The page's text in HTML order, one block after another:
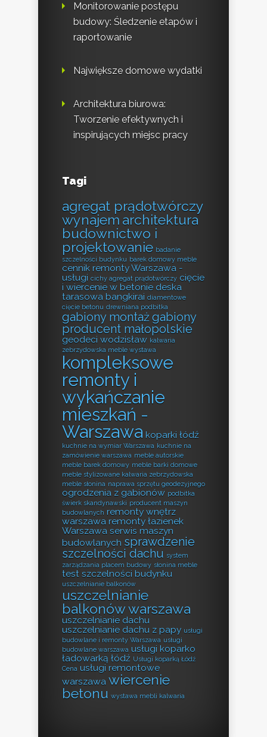
Monitorowanie postępu
budowy: Śledzenie etapów i
raportowanie
Największe domowe wydatki
Architektura biurowa:
Tworzenie efektywnych i
inspirujących miejsc pracy
Tagi
agregat prądotwórczy
wynajem architektura
budownictwo i
projektowanie badanie
szczelności budynku barek domowy meble
cennik remonty Warszawa -
usługi cichy agregat prądotwórczy cięcie
i wiercenie w betonie deska
tarasowa bangkirai diamentowe
cięcie betonu drewniana podbitka
gabiony montażgabiony
producent małopolskie
geodeci wodzisław kalwaria
zebrzydowska meble wystawa
kompleksowe
remonty i
wykańczanie
mieszkań -
Warszawa koparki łódź
kuchnie na wymiar Warszawa kuchnie na
zamówienie warszawa meble autorskie
meble barek domowy meble barki domowe
meble stylizowane kalwaria zebrzydowska
meble słonina naprawa sprzętu geodezyjnego
ogrodzenia z gabionów podbitka
świerk skandynawski producent maszyn
budowlanych remonty wnętrz
warszawa remonty łazienek
Warszawa serwis maszyn
budowlanych sprawdzenie
szczelności dachu system
zarządzania placem budowy słonina meble
test szczelności budynku
uszczelnianie balkonów
uszczelnianie
balkonów warszawa
uszczelnianie dachu
uszczelnianie dachu z papy usługi
budowlane i remonty Warszawa usługi
budowlane warszawa usługi koparko
ładowarką łódź Usługi koparką Łódź
Cena usługi remontowe
warszawa wiercenie
betonu wystawa mebli kalwaria